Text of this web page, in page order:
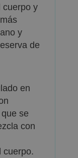
cuerpo y
y
de
en
se
con
cuerpo.